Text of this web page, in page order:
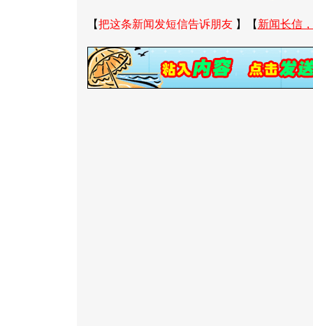
【把这条新闻发短信告诉朋友】【 新闻长信